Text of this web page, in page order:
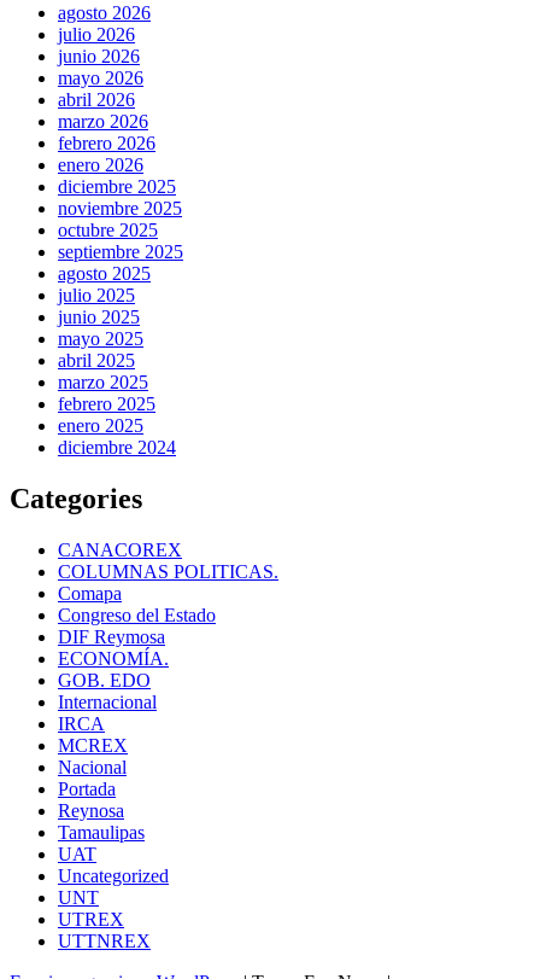
agosto 2026
julio 2026
junio 2026
mayo 2026
abril 2026
marzo 2026
febrero 2026
enero 2026
diciembre 2025
noviembre 2025
octubre 2025
septiembre 2025
agosto 2025
julio 2025
junio 2025
mayo 2025
abril 2025
marzo 2025
febrero 2025
enero 2025
diciembre 2024
Categories
CANACOREX
COLUMNAS POLITICAS.
Comapa
Congreso del Estado
DIF Reymosa
ECONOMÍA.
GOB. EDO
Internacional
IRCA
MCREX
Nacional
Portada
Reynosa
Tamaulipas
UAT
Uncategorized
UNT
UTREX
UTTNREX